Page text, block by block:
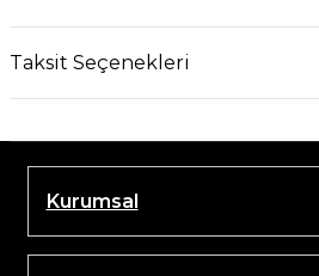
Taksit Seçenekleri
Kurumsal